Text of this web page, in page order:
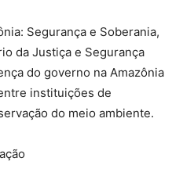
Segurança e Soberania,
da Justiça e Segurança
do governo na Amazônia
instituições de
do meio ambiente.